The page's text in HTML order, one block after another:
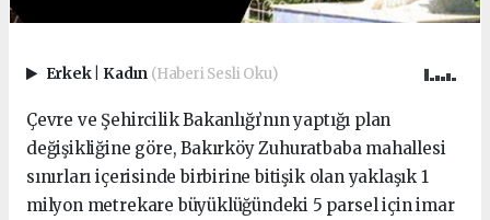
Erkek Kadın (Haberi Sesli Oku)
Çevre ve Şehircilik Bakanlığı’nın yaptığı plan
değişikliğine göre, Bakırköy Zuhuratbaba mahallesi
sınırları içerisinde birbirine bitişik olan yaklaşık 1
milyon metrekare büyüklüğündeki 5 parsel için imar